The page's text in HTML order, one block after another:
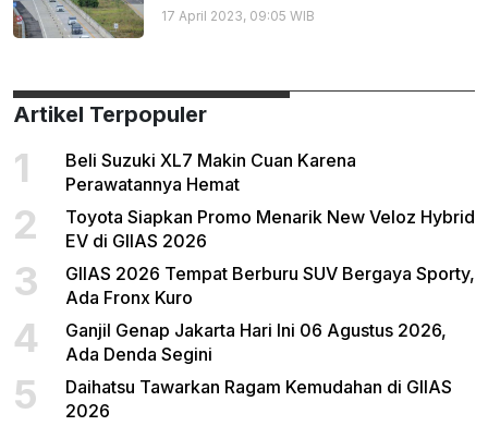
17 April 2023, 09:05 WIB
Artikel Terpopuler
1
Beli Suzuki XL7 Makin Cuan Karena
Perawatannya Hemat
2
Toyota Siapkan Promo Menarik New Veloz Hybrid
EV di GIIAS 2026
3
GIIAS 2026 Tempat Berburu SUV Bergaya Sporty,
Ada Fronx Kuro
4
Ganjil Genap Jakarta Hari Ini 06 Agustus 2026,
Ada Denda Segini
5
Daihatsu Tawarkan Ragam Kemudahan di GIIAS
2026